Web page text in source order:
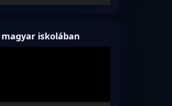
iskolában